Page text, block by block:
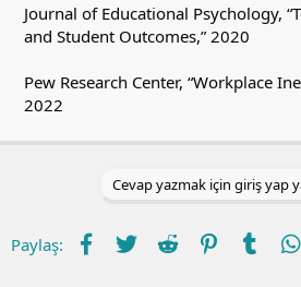
Journal of Educational Psychology,
and Student Outcomes,” 2020
Pew Research Center, “Workplace
2022
Cevap yazmak için giriş yap
Paylaş: Facebook
TwitterReddit Pinterest